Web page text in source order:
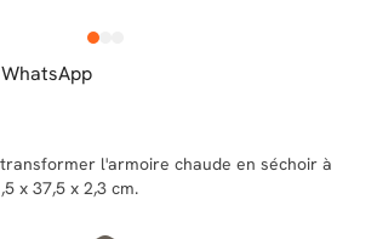
1
l'armoire chaude en séchoir à
x 37,5 x 2,3 cm.